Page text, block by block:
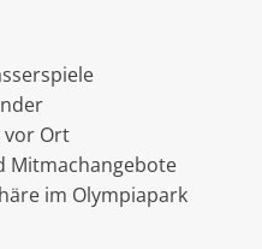
vor Ort
Mitmachangebote
im Olympiapark